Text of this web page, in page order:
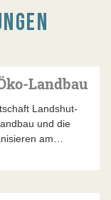
Landbau
Landshut-
und die
am…